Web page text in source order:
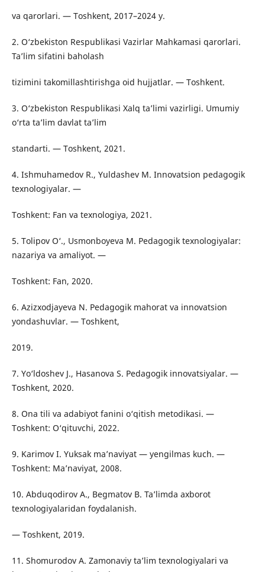
va qarorlari. — Toshkent, 2017–2024 y.
2. O‘zbekiston Respublikasi Vazirlar Mahkamasi qarorlari.
Ta’lim sifatini baholash
tizimini takomillashtirishga oid hujjatlar. — Toshkent.
3. O‘zbekiston Respublikasi Xalq ta’limi vazirligi. Umumiy
o‘rta ta’lim davlat ta’lim
standarti. — Toshkent, 2021.
4. Ishmuhamedov R., Yuldashev M. Innovatsion pedagogik
texnologiyalar. —
Toshkent: Fan va texnologiya, 2021.
5. Tolipov O‘., Usmonboyeva M. Pedagogik texnologiyalar:
nazariya va amaliyot. —
Toshkent: Fan, 2020.
6. Azizxodjayeva N. Pedagogik mahorat va innovatsion
yondashuvlar. — Toshkent,
2019.
7. Yo‘ldoshev J., Hasanova S. Pedagogik innovatsiyalar. —
Toshkent, 2020.
8. Ona tili va adabiyot fanini o‘qitish metodikasi. —
Toshkent: O‘qituvchi, 2022.
9. Karimov I. Yuksak ma’naviyat — yengilmas kuch. —
Toshkent: Ma’naviyat, 2008.
10. Abduqodirov A., Begmatov B. Ta’limda axborot
texnologiyalaridan foydalanish.
— Toshkent, 2019.
11. Shomurodov A. Zamonaviy ta’lim texnologiyalari va